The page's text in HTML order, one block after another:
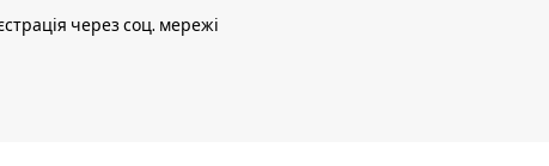
через соц. мережі